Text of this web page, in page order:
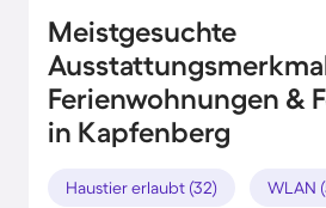
Meistgesuchte
Ferienwohnungen &
in Kapfenberg
Haustier erlaubt (32) WLAN